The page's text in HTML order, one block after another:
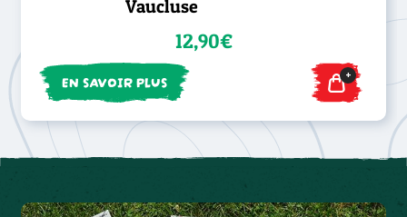
Vaucluse
12,90€
EN SAVOIR PLUS +